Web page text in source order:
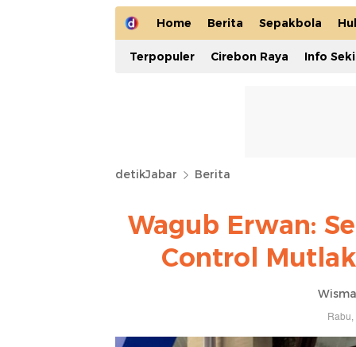
Home Berita Sepakbola
Terpopuler Cirebon Raya Info
detikJabar Berita
Wagub Erwan:
Control